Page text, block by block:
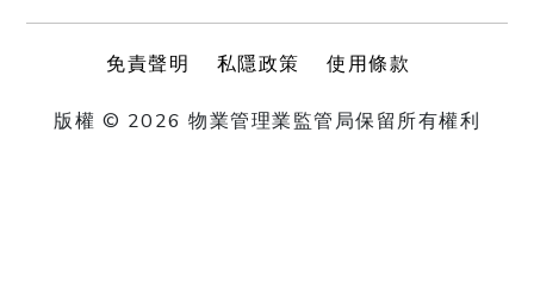
免責聲明 私隱政策 使用條款
版權 © 2026 物業管理業監管局保留所有權利